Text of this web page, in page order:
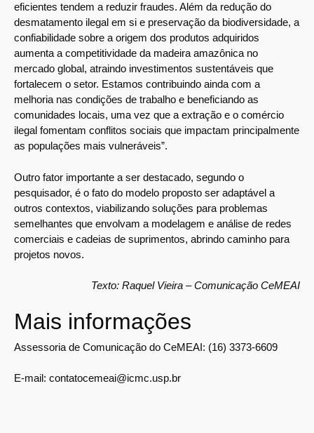
eficientes tendem a reduzir fraudes. Além da redução do
desmatamento ilegal em si e preservação da biodiversidade, a
confiabilidade sobre a origem dos produtos adquiridos
aumenta a competitividade da madeira amazônica no
mercado global, atraindo investimentos sustentáveis que
fortalecem o setor. Estamos contribuindo ainda com a
melhoria nas condições de trabalho e beneficiando as
comunidades locais, uma vez que a extração e o comércio
ilegal fomentam conflitos sociais que impactam principalmente
as populações mais vulneráveis”.
Outro fator importante a ser destacado, segundo o
pesquisador, é o fato do modelo proposto ser adaptável a
outros contextos, viabilizando soluções para problemas
semelhantes que envolvam a modelagem e análise de redes
comerciais e cadeias de suprimentos, abrindo caminho para
projetos novos.
Texto: Raquel Vieira – Comunicação CeMEAI
Mais informações
Assessoria de Comunicação do CeMEAI: (16) 3373-6609
E-mail: contatocemeai@icmc.usp.br